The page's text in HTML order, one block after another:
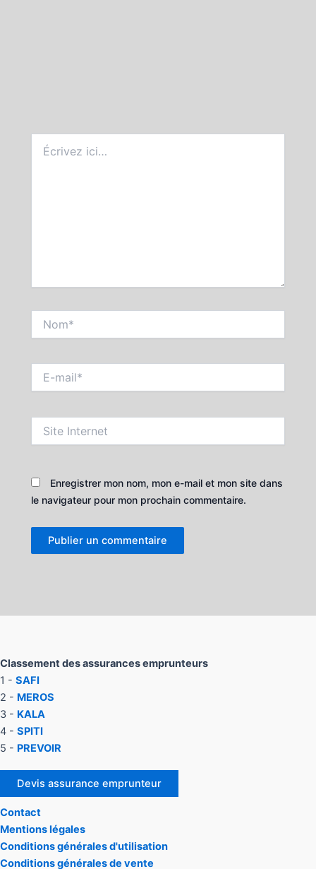
ici…
mail*
Internet
Enregistrer mon nom, mon e-mail et mon site dans
le navigateur pour mon prochain commentaire.
Classement des assurances emprunteurs
1 - SAFI
2 - MEROS
3 - KALA
4 - SPITI
5 - PREVOIR
Devis assurance emprunteur
Contact
Mentions légales
Conditions générales d'utilisation
Conditions générales de vente